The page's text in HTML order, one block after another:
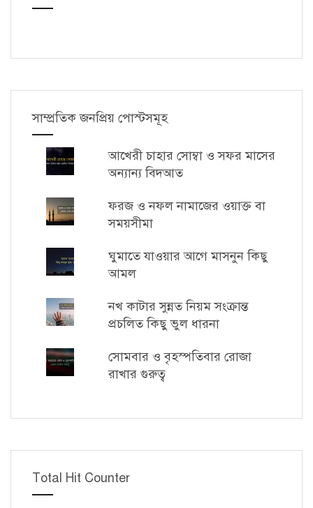
সাম্প্রতিক জনপ্রিয় পোস্টসমূহ
আখেরী চাহার সোম্বা ও সফর মাসের
অন্যান্য বিদআত
ফরজ ও নফল নামাজের ওয়াক্ত বা
সময়সীমা
ঘুমাতে যাওয়ার আগে মাসনুন কিছু
আমল
নখ কাটার সুন্নত নিয়ম সংক্রান্ত
প্রচলিত কিছু ভুল ধারনা
সোমবার ও বৃহস্পতিবার রোজা
রাখার গুরুত্ব
Total Hit Counter